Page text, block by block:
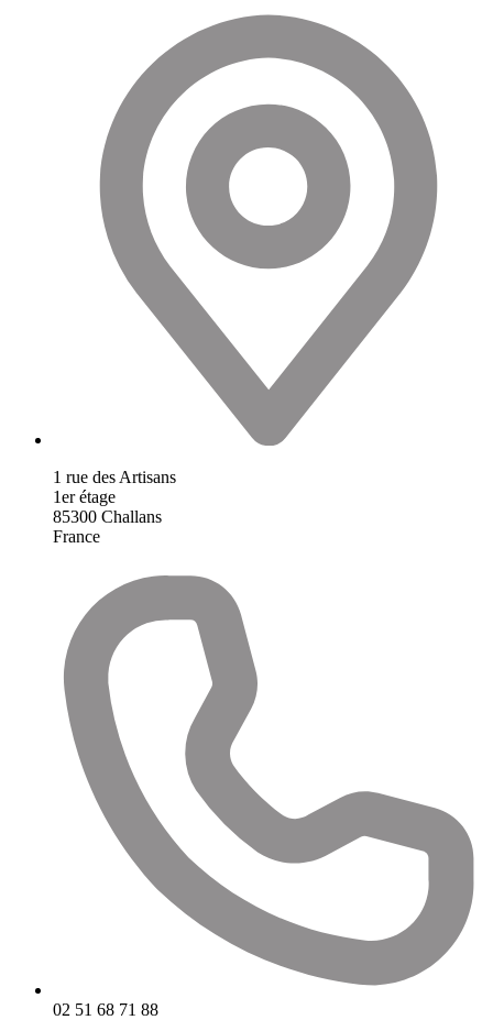
1 rue des Artisans
1er étage
85300 Challans
France
02 51 68 71 88